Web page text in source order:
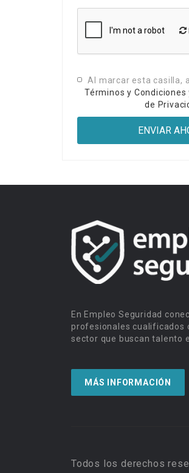
Al marcar esta casilla,
Términos y Condiciones
de
En Empleo Seguridad
profesionales cualificados
sector que buscan talento
MÁS INFORMACIÓN
Todos los derechos